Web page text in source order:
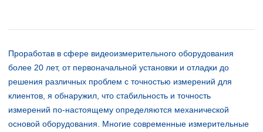
Проработав в сфере видеоизмерительного оборудования
более 20 лет, от первоначальной установки и отладки до
решения различных проблем с точностью измерений для
клиентов, я обнаружил, что стабильность и точность
измерений по-настоящему определяются механической
основой оборудования. Многие современные измерительные